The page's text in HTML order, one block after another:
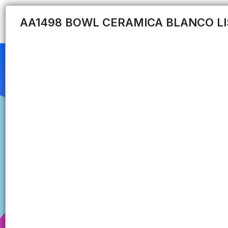
AA1498 BOWL CERAMICA BLANCO